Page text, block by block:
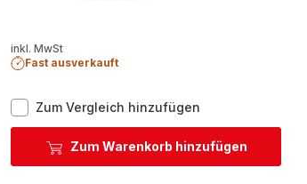
Zum Vergleich hinzufügenRenew
On
Pfanne
Zum Warenkorb hinzufügen
inkl. MwSt
Fast ausverkauft